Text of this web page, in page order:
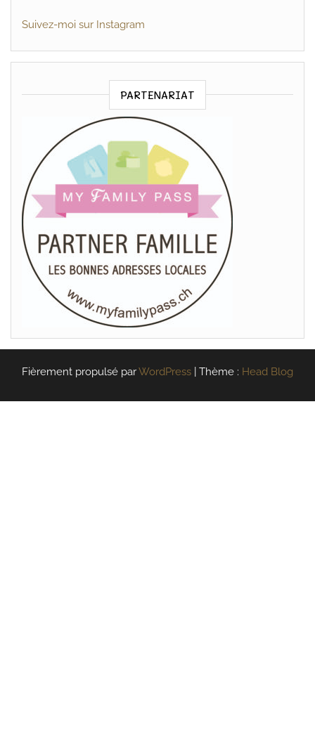
Suivez-moi sur Instagram
PARTENARIAT
Fièrement propulsé parWordPress Thème : Head Blog